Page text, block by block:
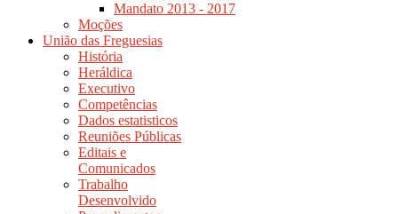
Mandato 2013 - 2017
Moções
União das Freguesias
História
Heráldica
Executivo
Competências
Dados estatisticos
Reuniões Públicas
Editais e
Comunicados
Trabalho
Desenvolvido